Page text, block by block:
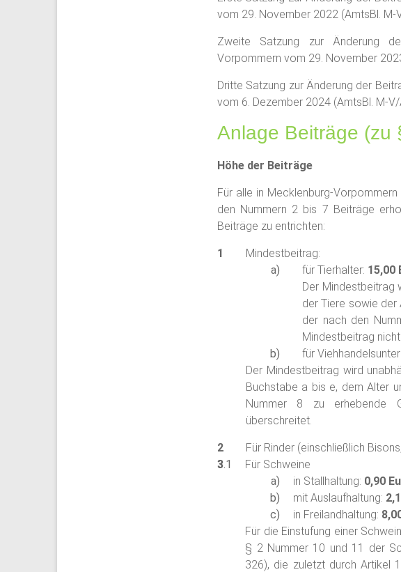
vom 29. November 2022 (AmtsBl. M-
Zweite Satzung zur Änderung
Vorpommern vom 29. November
Dritte Satzung zur Änderung der
vom 6. Dezember 2024 (AmtsBl. M-
Anlage Beiträge (zu
Höhe der Beiträge
Für alle in Mecklenburg-
den Nummern 2 bis 7 Beiträge
Beiträge zu entrichten:
Mindestbeitrag:
für Tierhalter: 15,00
Der Mindestbeitrag
der Tiere sowie der
der nach den
Mindestbeitrag
für
Der Mindestbeitrag wird
Buchstabe a bis e, dem Alter
Nummer 8 zu erhebende
überschreitet.
Für Rinder (einschließlich
Für Schweine
in Stallhaltung: 0,90
mit Auslaufhaltung:
in Freilandhaltung:
Für die Einstufung einer
§ 2 Nummer 10 und 11 der
326), die zuletzt durch Artikel